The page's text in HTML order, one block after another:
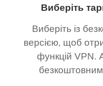
Виберіть
Виберіть із
версією, щоб
функцій VPN.